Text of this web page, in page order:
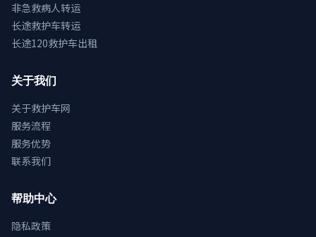
非急救病人转运
长途救护车转运
长途120救护车出租
关于我们
关于救护车网
服务流程
服务优势
联系我们
帮助中心
隐私政策